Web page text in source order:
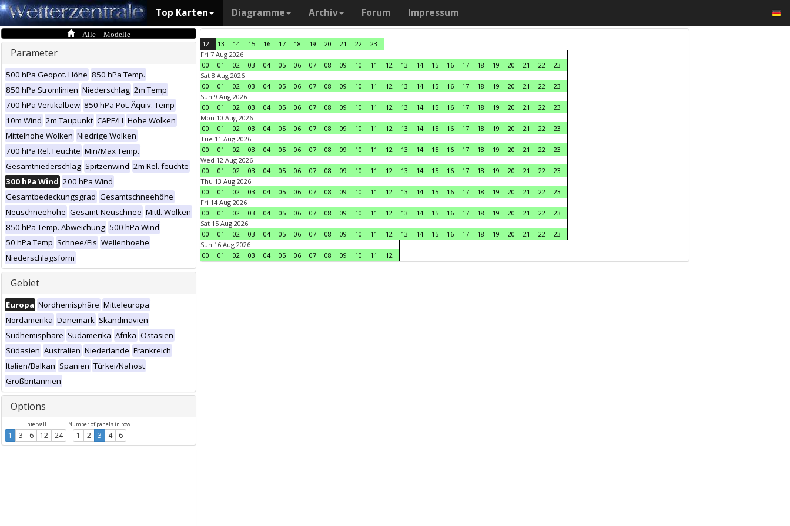
Top Karten Diagramme Archiv Forum Impressum
Alle Modelle
Parameter
500 hPa Geopot. Höhe 850 hPa Temp.
850 hPa Stromlinien Niederschlag 2m Temp
700 hPa Vertikalbew 850 hPa Pot. Äquiv. Temp
10m Wind 2m Taupunkt CAPE/LI Hohe Wolken
Mittelhohe Wolken Niedrige Wolken
700 hPa Rel. Feuchte Min/Max Temp.
Gesamtniederschlag Spitzenwind 2m Rel. feuchte
300 hPa Wind 200 hPa Wind
Gesamtbedeckungsgrad Gesamtschneehöhe
Neuschneehöhe Gesamt-Neuschnee Mittl. Wolken
850 hPa Temp. Abweichung 500 hPa Wind
50 hPa Temp Schnee/Eis Wellenhoehe
Niederschlagsform
Gebiet
Europa Nordhemisphäre Mitteleuropa
Nordamerika Dänemark Skandinavien
Südhemisphäre Südamerika Afrika Ostasien
Südasien Australien Niederlande Frankreich
Italien/Balkan Spanien Türkei/Nahost
Großbritannien
Options
Intervall
1 3 6 12 24
Number of panels in row
1 2 3 4 6
12 13 14 15 16 17 18 19 20 21 22
23
Fri 7 Aug 2026
00
01 02 03 04 05 06 07 08 09 10 11 12 13 14 15 16 17 18 19 20 21 22
23
Sat 8 Aug 2026
00
01 02 03 04 05 06 07 08 09 10 11 12 13 14 15 16 17 18 19 20 21 22
23
Sun 9 Aug 2026
00
01 02 03 04 05 06 07 08 09 10 11 12 13 14 15 16 17 18 19 20 21 22
23
Mon 10 Aug 2026
00
01 02 03 04 05 06 07 08 09 10 11 12 13 14 15 16 17 18 19 20 21 22
23
Tue 11 Aug 2026
00
01 02 03 04 05 06 07 08 09 10 11 12 13 14 15 16 17 18 19 20 21 22
23
Wed 12 Aug 2026
00
01 02 03 04 05 06 07 08 09 10 11 12 13 14 15 16 17 18 19 20 21 22
23
Thu 13 Aug 2026
00
01 02 03 04 05 06 07 08 09 10 11 12 13 14 15 16 17 18 19 20 21 22
23
Fri 14 Aug 2026
00
01 02 03 04 05 06 07 08 09 10 11 12 13 14 15 16 17 18 19 20 21 22
23
Sat 15 Aug 2026
00
01 02 03 04 05 06 07 08 09 10 11 12 13 14 15 16 17 18 19 20 21 22
23
Sun 16 Aug 2026
00
01 02 03 04 05 06 07 08 09 10 11 12